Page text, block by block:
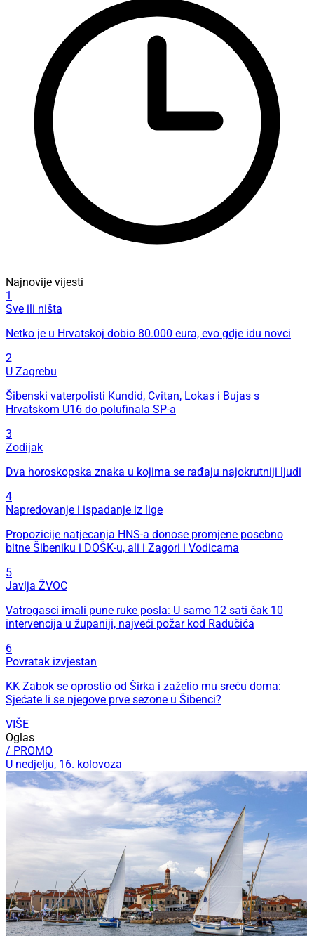
Najnovije vijesti
1
Sve ili ništa
Netko je u Hrvatskoj dobio 80.000 eura, evo gdje idu novci
2
U Zagrebu
Šibenski vaterpolisti Kundid, Cvitan, Lokas i Bujas s
Hrvatskom U16 do polufinala SP-a
3
Zodijak
Dva horoskopska znaka u kojima se rađaju najokrutniji ljudi
4
Napredovanje i ispadanje iz lige
Propozicije natjecanja HNS-a donose promjene posebno
bitne Šibeniku i DOŠK-u, ali i Zagori i Vodicama
5
Javlja ŽVOC
Vatrogasci imali pune ruke posla: U samo 12 sati čak 10
intervencija u županiji, najveći požar kod Radučića
6
Povratak izvjestan
KK Zabok se oprostio od Širka i zaželio mu sreću doma:
Sjećate li se njegove prve sezone u Šibenci?
VIŠE
Oglas
/ PROMO
U nedjelju, 16. kolovoza